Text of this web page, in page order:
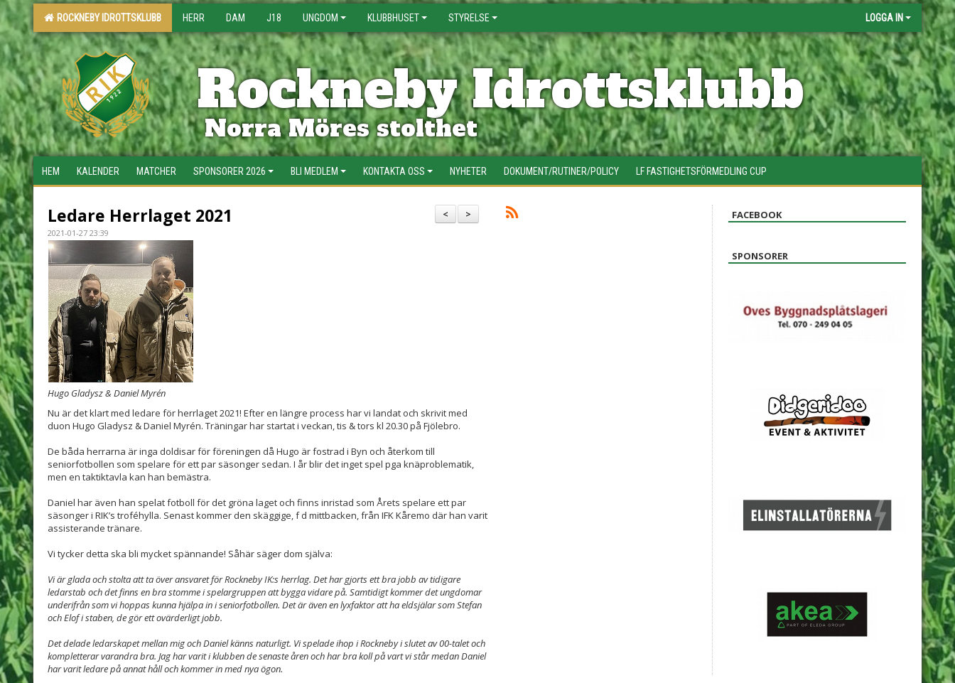
ROCKNEBY IDROTTSKLUBB HERR DAM J18 UNGDOM KLUBBHUSET STYRELSE LOGGA IN
Rockneby Idrottsklubb
Norra Möres stolthet
HEM KALENDER MATCHER SPONSORER 2026 BLI MEDLEM KONTAKTA OSS NYHETER DOKUMENT/RUTINER/POLICY LF FASTIGHETSFÖRMEDLING CUP
>
<
Ledare Herrlaget 2021
2021-01-27 23:39
Hugo Gladysz & Daniel Myrén
Nu är det klart med ledare för herrlaget 2021! Efter en längre process har vi landat och skrivit med
duon Hugo Gladysz & Daniel Myrén. Träningar har startat i veckan, tis & tors kl 20.30 på Fjölebro.
De båda herrarna är inga doldisar för föreningen då Hugo är fostrad i Byn och återkom till
seniorfotbollen som spelare för ett par säsonger sedan. I år blir det inget spel pga knäproblematik,
men en taktiktavla kan han bemästra.
Daniel har även han spelat fotboll för det gröna laget och finns inristad som Årets spelare ett par
säsonger i RIK’s troféhylla. Senast kommer den skäggige, f d mittbacken, från IFK Kåremo där han varit
assisterande tränare.
Vi tycker detta ska bli mycket spännande! Såhär säger dom själva:
Vi är glada och stolta att ta över ansvaret för Rockneby IK:s herrlag. Det har gjorts ett bra jobb av tidigare
ledarstab och det finns en bra stomme i spelargruppen att bygga vidare på. Samtidigt kommer det ungdomar
underifrån som vi hoppas kunna hjälpa in i seniorfotbollen. Det är även en lyxfaktor att ha eldsjälar som Stefan
och Elof i staben, de gör ett ovärderligt jobb.
Det delade ledarskapet mellan mig och Daniel känns naturligt. Vi spelade ihop i Rockneby i slutet av 00-talet och
kompletterar varandra bra. Jag har varit i klubben de senaste åren och har bra koll på vart vi står medan Daniel
har varit ledare på annat håll och kommer in med nya ögon.
FACEBOOK
SPONSORER